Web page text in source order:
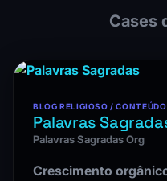
Cases
BLOG RELIGIOSO / CONTEÚDO
Palavras
Palavras Sagradas Org
Crescimento